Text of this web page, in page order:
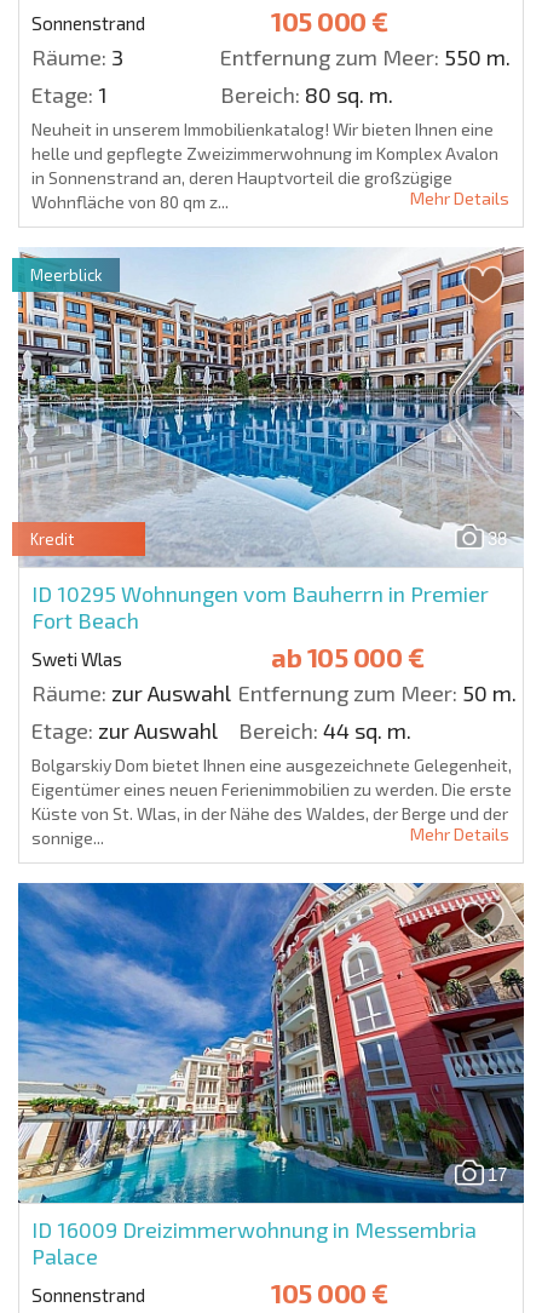
Sonnenstrand 105 000 €
Räume: 3 Entfernung zum Meer: 550 m.
Etage: 1 Bereich: 80 sq. m.
Neuheit in unserem Immobilienkatalog! Wir bieten Ihnen eine
helle und gepflegte Zweizimmerwohnung im Komplex Avalon
in Sonnenstrand an, deren Hauptvorteil die großzügige
Wohnfläche von 80 qm z...
Mehr Details
38
Kredit
ID 10295 Wohnungen vom Bauherrn in Premier
Fort Beach
Sweti Wlas ab105 000 €
Räume: zur Auswahl Entfernung zum Meer: 50 m.
Etage: zur Auswahl Bereich: 44 sq. m.
Meerblick
Bolgarskiy Dom bietet Ihnen eine ausgezeichnete Gelegenheit,
Eigentümer eines neuen Ferienimmobilien zu werden. Die erste
Küste von St. Wlas, in der Nähe des Waldes, der Berge und der
sonnige...
Mehr Details
17
ID 16009 Dreizimmerwohnung in Messembria
Palace
Sonnenstrand 105 000 €